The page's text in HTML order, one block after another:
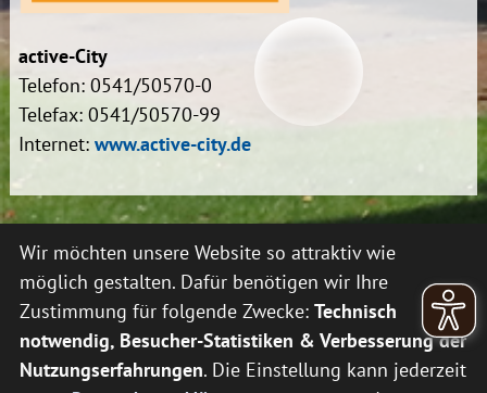
active-City
Telefon: 0541/50570-0
Telefax: 0541/50570-99
Internet: www.active-city.de
Tourismus, Kur und Freizeit
GmbH Bederkesa
Berghorn 13
27624 Geestland
Unsere Zertifizierungen:
Wir möchten unsere Website so attraktiv wie
möglich gestalten. Dafür benötigen wir Ihre
Zustimmung für folgende Zwecke: Technisch
notwendig, Besucher-Statistiken & Verbesserung der
Nutzungserfahrungen. Die Einstellung kann jederzeit